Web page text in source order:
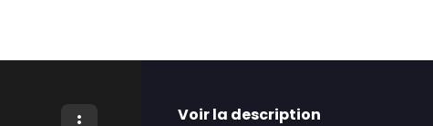
Voir la description